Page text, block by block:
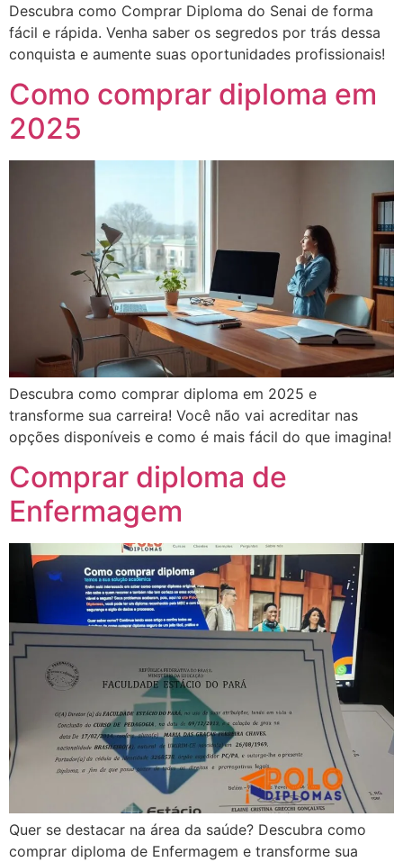
Descubra como Comprar Diploma do Senai de forma
fácil e rápida. Venha saber os segredos por trás dessa
conquista e aumente suas oportunidades profissionais!
Como comprar diploma em
2025
Descubra como comprar diploma em 2025 e
transforme sua carreira! Você não vai acreditar nas
opções disponíveis e como é mais fácil do que imagina!
Comprar diploma de
Enfermagem
Quer se destacar na área da saúde? Descubra como
comprar diploma de Enfermagem e transforme sua